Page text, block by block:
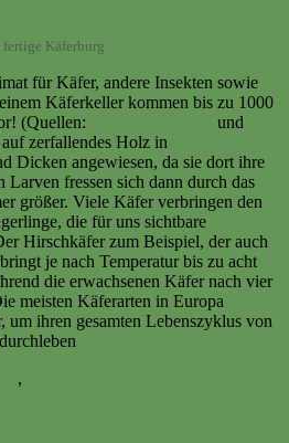
fertige Käferburg
für Käfer, andere Insekten sowie
Käferkeller kommen bis zu 1000
(Quellen:
und
zerfallendes Holz in
Dicken angewiesen, da sie dort ihre
fressen sich dann durch das
größer. Viele Käfer verbringen den
die für uns sichtbare
Hirschkäfer zum Beispiel, der auch
je nach Temperatur bis zu acht
die erwachsenen Käfer nach vier
meisten Käferarten in Europa
um ihren gesamten Lebenszyklus von
,